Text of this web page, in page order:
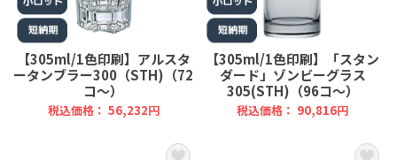
【305ml/1色印刷】アルスタ
ータンブラー300（STH)（72
コ～）
税込価格： 56,232円
【305ml/1色印刷】「スタン
ダード」ゾンビーグラス
305(STH)（96コ～）
税込価格： 90,816円